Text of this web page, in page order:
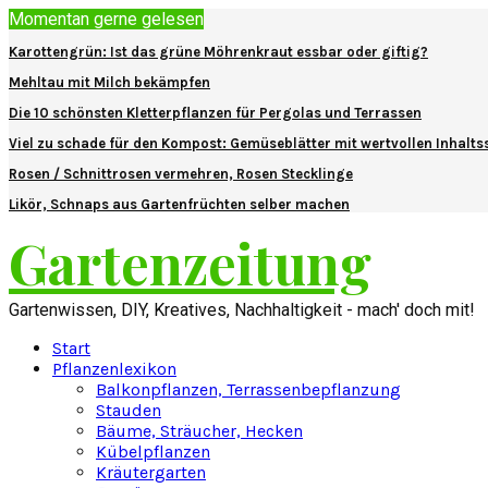
Momentan gerne gelesen
Karottengrün: Ist das grüne Möhrenkraut essbar oder giftig?
Mehltau mit Milch bekämpfen
Die 10 schönsten Kletterpflanzen für Pergolas und Terrassen
Viel zu schade für den Kompost: Gemüseblätter mit wertvollen
Rosen / Schnittrosen vermehren, Rosen Stecklinge
Likör, Schnaps aus Gartenfrüchten selber machen
Gartenzeitung
Gartenwissen, DIY, Kreatives, Nachhaltigkeit - mach' doch mit!
Start
Pflanzenlexikon
Balkonpflanzen, Terrassenbepflanzung
Stauden
Bäume, Sträucher, Hecken
Kübelpflanzen
Kräutergarten